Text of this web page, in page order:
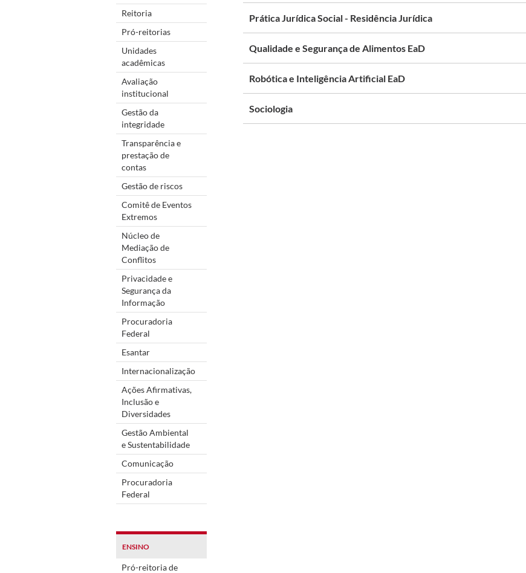
Reitoria
Pró-reitorias
Unidades
acadêmicas
Avaliação
institucional
Gestão da
integridade
Transparência e
prestação de
contas
Gestão de riscos
Comitê de Eventos
Extremos
Núcleo de
Mediação de
Conflitos
Privacidade e
Segurança da
Informação
Procuradoria
Federal
Esantar
Internacionalização
Ações Afirmativas,
Inclusão e
Diversidades
Gestão Ambiental
e Sustentabilidade
Comunicação
Procuradoria
Federal
ENSINO
Pró-reitoria de
Prática Jurídica Social - Residência Jurídica
Qualidade e Segurança de Alimentos EaD
Robótica e Inteligência Artificial EaD
Sociologia